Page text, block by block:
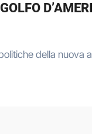
della nuova